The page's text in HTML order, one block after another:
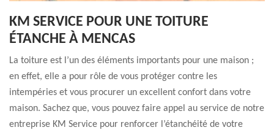
KM SERVICE POUR UNE TOITURE
ÉTANCHE À MENCAS
La toiture est l’un des éléments importants pour une maison ;
en effet, elle a pour rôle de vous protéger contre les
intempéries et vous procurer un excellent confort dans votre
maison. Sachez que, vous pouvez faire appel au service de notre
entreprise KM Service pour renforcer l’étanchéité de votre